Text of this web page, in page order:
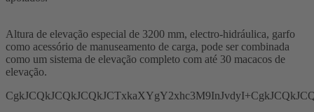
Altura de elevação especial de 3200 mm, electro-hidráulica, garfo
como acessório de manuseamento de carga, pode ser combinada
como um sistema de elevação completo com até 30 macacos de
elevação.